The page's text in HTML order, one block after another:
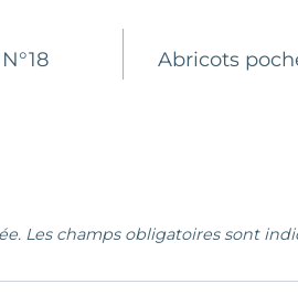
Abricots
Les champs obligatoires sont